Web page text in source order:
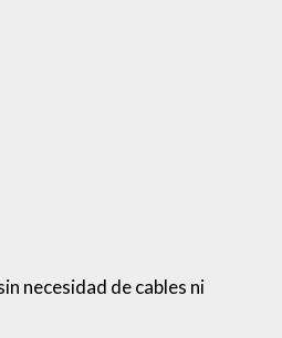
necesidad de cables ni